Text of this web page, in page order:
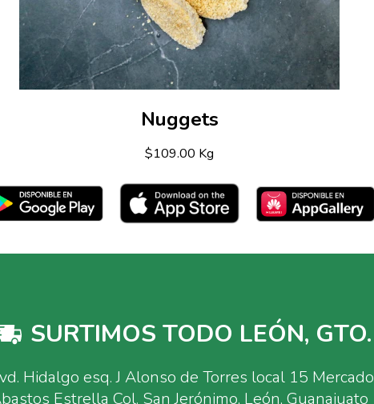
Nuggets
$109.00 Kg
SURTIMOS TODO LEÓN, GTO.
Hidalgo esq. J Alonso de Torres local 15 Mercado
Estrella Col. San Jerónimo, León, Guanajuato